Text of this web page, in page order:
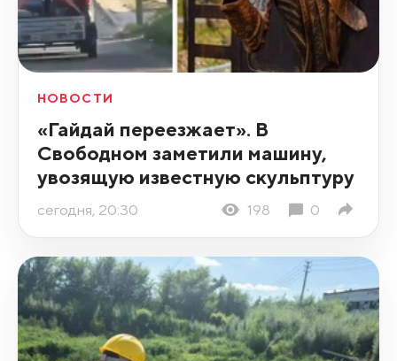
НОВОСТИ
«Гайдай переезжает». В
Свободном заметили машину,
увозящую известную скульптуру
сегодня, 20:30 198 0